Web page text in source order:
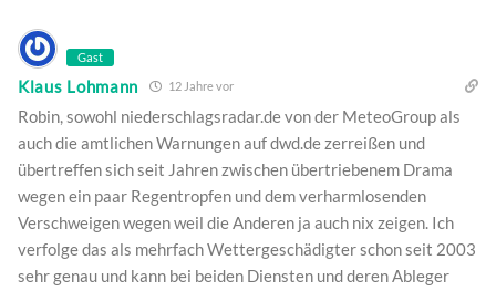
Gast
Klaus Lohmann 12 Jahre vor
Robin, sowohl niederschlagsradar.de von der MeteoGroup als
auch die amtlichen Warnungen auf dwd.de zerreißen und
übertreffen sich seit Jahren zwischen übertriebenem Drama
wegen ein paar Regentropfen und dem verharmlosenden
Verschweigen wegen weil die Anderen ja auch nix zeigen. Ich
verfolge das als mehrfach Wettergeschädigter schon seit 2003
sehr genau und kann bei beiden Diensten und deren Ableger